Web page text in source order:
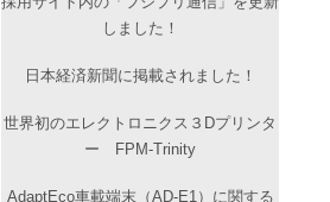
しました！
日本経済新聞に掲載されました！
世界初のエレクトロニクス３Dプリンタ
ー FPM-Trinity
AdaptEco車載端末（AD-E1）に関する